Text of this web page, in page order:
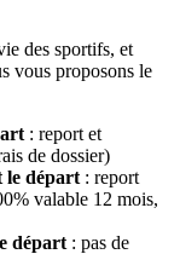
des sportifs, et
vous proposons le
: report et
de dossier)
le départ : report
valable 12 mois,
départ : pas de